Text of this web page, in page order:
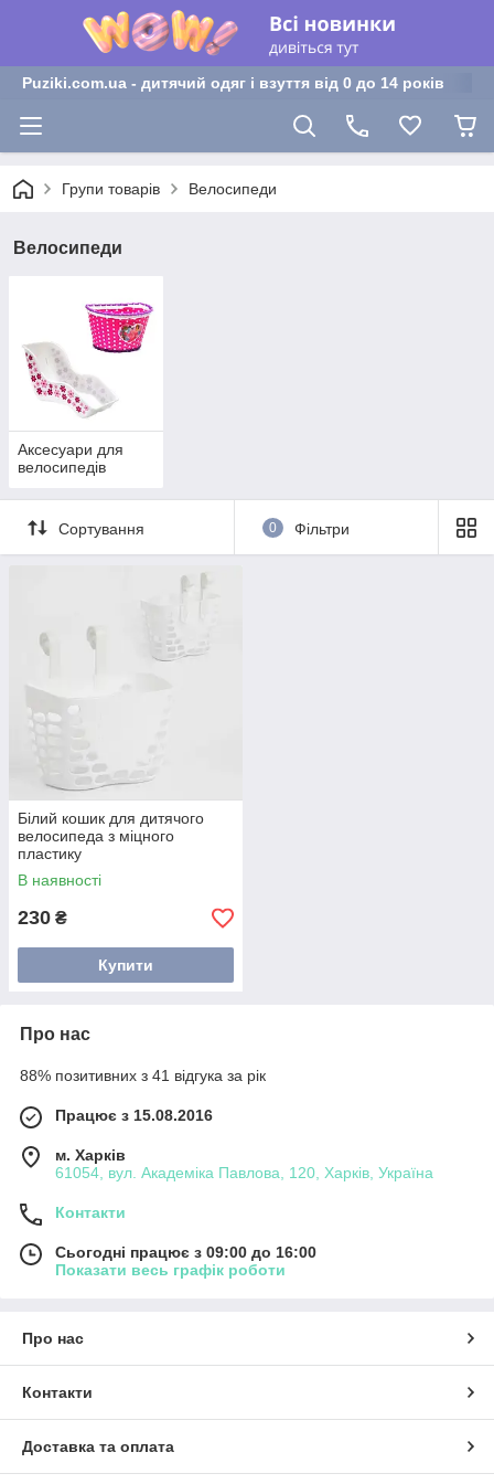
Puziki.com.ua - дитячий одяг і взуття від 0 до 14 років
Групи товарів Велосипеди
Велосипеди
Аксесуари для
велосипедів
Сортування 0 Фільтри
Білий кошик для дитячого
велосипеда з міцного
пластику
В наявності
230 ₴
Купити
Про нас
88% позитивних з 41 відгука за рік
Працює з 15.08.2016
м. Харків
61054, вул. Академіка Павлова, 120, Харків, Україна
Контакти
Сьогодні працює з 09:00 до 16:00
Показати весь графік роботи
Про нас
Контакти
Доставка та оплата